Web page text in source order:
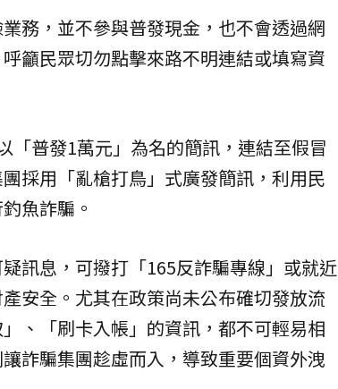
務，並不參與普發現金，也不會透過網
籲民眾切勿點擊來路不明連結或填寫資
「普發1萬元」為名的簡訊，連結至假冒
採用「亂槍打鳥」式廣發簡訊，利用民
魚詐騙。
訊息，可撥打「165反詐騙專線」或就近
安全。尤其在政策尚未公布確切發放流
、「刷卡入帳」的資訊，都不可輕易相
詐騙集團趁虛而入，導致重要個資外洩